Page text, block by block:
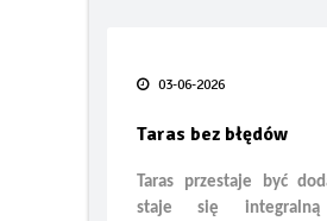
Taras bez błędów
FIAT prezentuje
zdjęcie swoich nowych
modeli Grizzly i Grizzly
Taras przestaje być